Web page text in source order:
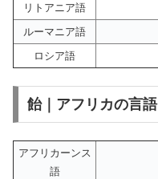
リトアニア語
ルーマニア語
ロシア語
飴｜アフリカの言語
アフリカーンス
語